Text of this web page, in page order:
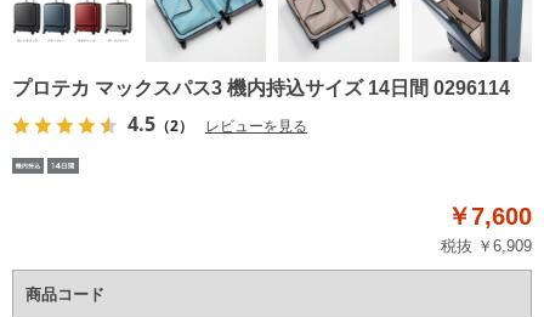
プロテカ マックスパス3 機内持込サイズ 14日間 0296114
4.5 （2） レビューを見る
￥7,600
税抜 ￥6,909
商品コード